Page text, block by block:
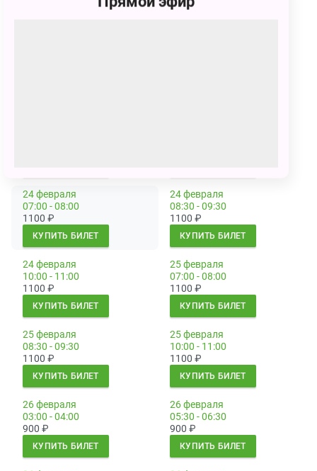
900 ₽
24 февраля
07:00 - 08:00
1100 ₽
КУПИТЬ БИЛЕТ
24 февраля
08:30 - 09:30
1100 ₽
КУПИТЬ БИЛЕТ
24 февраля
10:00 - 11:00
1100 ₽
КУПИТЬ БИЛЕТ
25 февраля
07:00 - 08:00
1100 ₽
КУПИТЬ БИЛЕТ
25 февраля
08:30 - 09:30
1100 ₽
КУПИТЬ БИЛЕТ
25 февраля
10:00 - 11:00
1100 ₽
КУПИТЬ БИЛЕТ
26 февраля
03:00 - 04:00
900 ₽
КУПИТЬ БИЛЕТ
26 февраля
05:30 - 06:30
900 ₽
КУПИТЬ БИЛЕТ